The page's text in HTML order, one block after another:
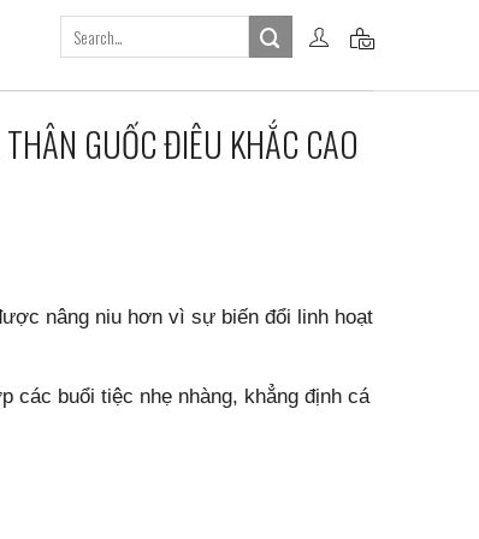
Search
for:
GUỐC ĐIÊU KHẮC CAO
nâng niu hơn vì sự biến đổi linh hoạt
các buổi tiệc nhẹ nhàng, khẳng định cá
KHẮC CAO 7CM quantity